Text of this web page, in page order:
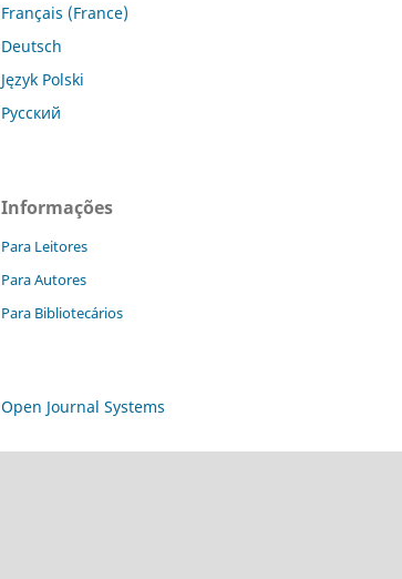
Français (France)
Deutsch
Język Polski
Русский
Informações
Para Leitores
Para Autores
Para Bibliotecários
Open Journal Systems